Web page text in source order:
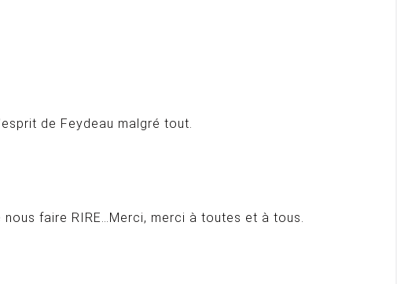
de Feydeau malgré tout.
faire RIRE…Merci, merci à toutes et à tous.